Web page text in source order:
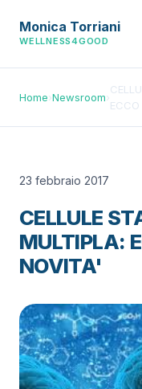
Monica Torriani
WELLNESS4GOOD
Home›Newsroom›
ECCO
23 febbraio 2017
CELLULE
MULTIPLA:
NOVITA'